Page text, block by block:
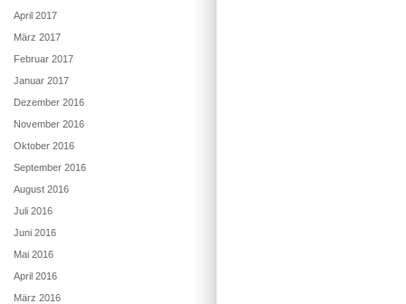
April 2017
März 2017
Februar 2017
Januar 2017
Dezember 2016
November 2016
Oktober 2016
September 2016
August 2016
Juli 2016
Juni 2016
Mai 2016
April 2016
März 2016